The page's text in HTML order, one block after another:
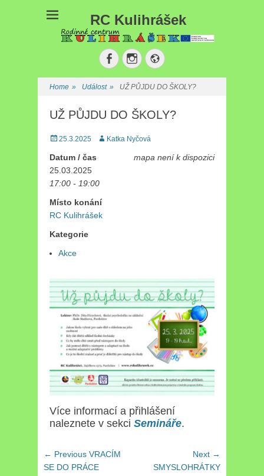
RC Kulihrášek
FacebookInstagram
Website
Home » Událost » UŽ PŮJDU DO ŠKOLY?
UŽ PŮJDU DO ŠKOLY?
Posted
25.3.2025 Author
Katka Nyčová
mapa není k dispozici
Datum / čas
25.03.2025
17:00 - 19:00
Místo konání
RC Kulihrášek
Kategorie
Akce
Více informací a přihlášení
naleznete v sekci Semináře.
Navigace
pro
← Previous Previous
post:
VRACÍM
SE DO PRÁCE
Next →
SMYSLOHRÁTKY